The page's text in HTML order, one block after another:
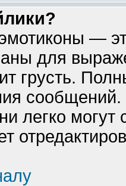
—
для
грусть.
сообщений.
легко